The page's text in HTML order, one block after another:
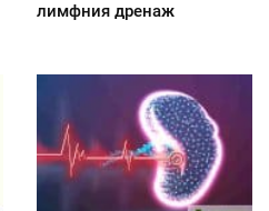
лимфния дренаж